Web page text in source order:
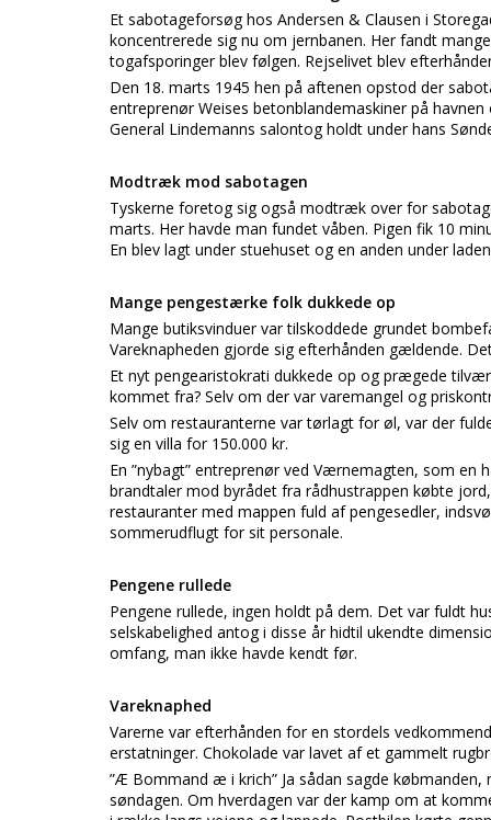
Et sabotageforsøg hos Andersen & Clausen i
koncentrerede sig nu om jernbanen. Her fandt
togafsporinger blev følgen. Rejselivet blev
Den 18. marts 1945 hen på aftenen opstod der
entreprenør Weises betonblandemaskiner på
General Lindemanns salontog holdt under hans
Modtræk mod sabotagen
Tyskerne foretog sig også modtræk over for
marts. Her havde man fundet våben. Pigen fik 10
En blev lagt under stuehuset og en anden under
Mange pengestærke folk dukkede op
Mange butiksvinduer var tilskoddede grundet
Vareknapheden gjorde sig efterhånden gældende.
Et nyt pengearistokrati dukkede op og prægede
kommet fra? Selv om der var varemangel og
Selv om restauranterne var tørlagt for øl, var der
sig en villa for 150.000 kr.
En ”nybagt” entreprenør ved Værnemagten, som
brandtaler mod byrådet fra rådhustrappen købte
restauranter med mappen fuld af pengesedler,
sommerudflugt for sit personale.
Pengene rullede
Pengene rullede, ingen holdt på dem. Det var fuldt
selskabelighed antog i disse år hidtil ukendte
omfang, man ikke havde kendt før.
Vareknaphed
Varerne var efterhånden for en stordels
erstatninger. Chokolade var lavet af et gammelt
”Æ Bommand æ i krich” Ja sådan sagde
søndagen. Om hverdagen var der kamp om at